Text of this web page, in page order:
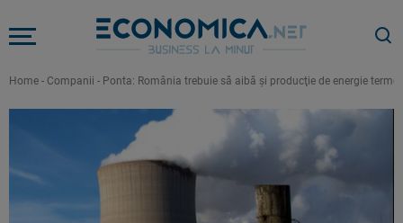
Home - Companii - Ponta: România trebuie să aibă şi producţie de energie